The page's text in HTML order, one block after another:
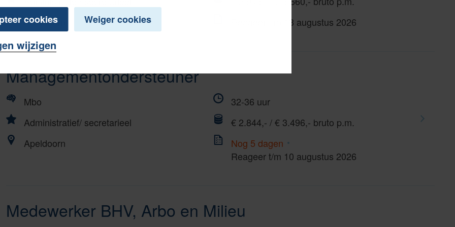
cookies Weiger cookies
wijzigen
Apeldoorn
Reageer t/m 13 augustus 2026
Managementondersteuner
Mbo
32-36 uur
Administratief/ secretarieel
€ 2.844,- / € 3.496,- bruto p.m.
Apeldoorn
Nog 5 dagen
Reageer t/m 10 augustus 2026
Medewerker BHV, Arbo en Milieu